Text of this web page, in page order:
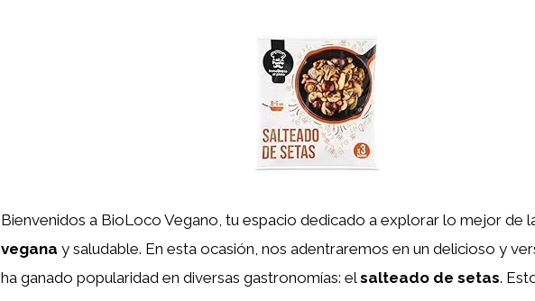
Bienvenidos a BioLoco Vegano, tu espacio dedicado a explorar lo mejor de
vegana y saludable. En esta ocasión, nos adentraremos en un delicioso y
ha ganado popularidad en diversas gastronomías: elsalteado de setas.